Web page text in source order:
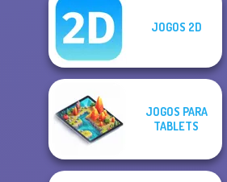
Put The Fruit
Together
Organization
JOGOS 2D
JOGOS PARA
TABLETS